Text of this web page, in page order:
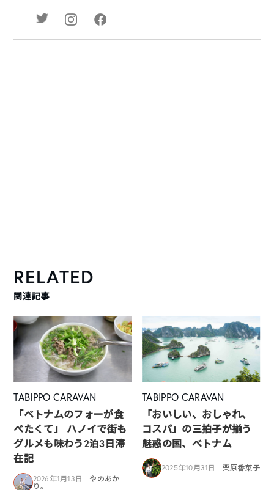
RELATED
関連記事
TABIPPO CARAVAN
「ベトナムのフォーが食
べたくて」 ハノイで街も
グルメも味わう2泊3日滞
在記
2026年1月13日
やのあか
り。
TABIPPO CARAVAN
「おいしい、おしゃれ、
コスパ」の三拍子が揃う
魅惑の国、ベトナム
2025年10月31日 栗原香菜子